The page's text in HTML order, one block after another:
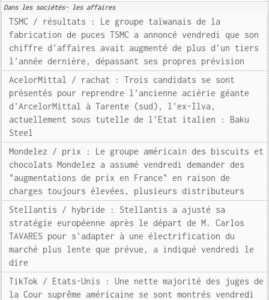
Dans les sociétés- les affaires
TSMC / résultats : Le groupe taïwanais de la
fabrication de puces TSMC a annoncé vendredi que son
chiffre d'affaires avait augmenté de plus d'un tiers
l'année dernière, dépassant ses propres prévision
AcelorMittal / rachat : Trois candidats se sont
présentés pour reprendre l'ancienne aciérie géante
d'ArcelorMittal à Tarente (sud), l'ex-Ilva,
actuellement sous tutelle de l'Etat italien : Baku
Steel
Mondelez / prix : Le groupe américain des biscuits et
chocolats Mondelez a assumé vendredi demander des
"augmentations de prix en France" en raison de
charges toujours élevées, plusieurs distributeurs
Stellantis / hybride : Stellantis a ajusté sa
stratégie européenne après le départ de M. Carlos
TAVARES pour s'adapter à une électrification du
marché plus lente que prévue, a indiqué vendredi le
dire
TikTok / Etats-Unis : Une nette majorité des juges de
la Cour suprême américaine se sont montrés vendredi